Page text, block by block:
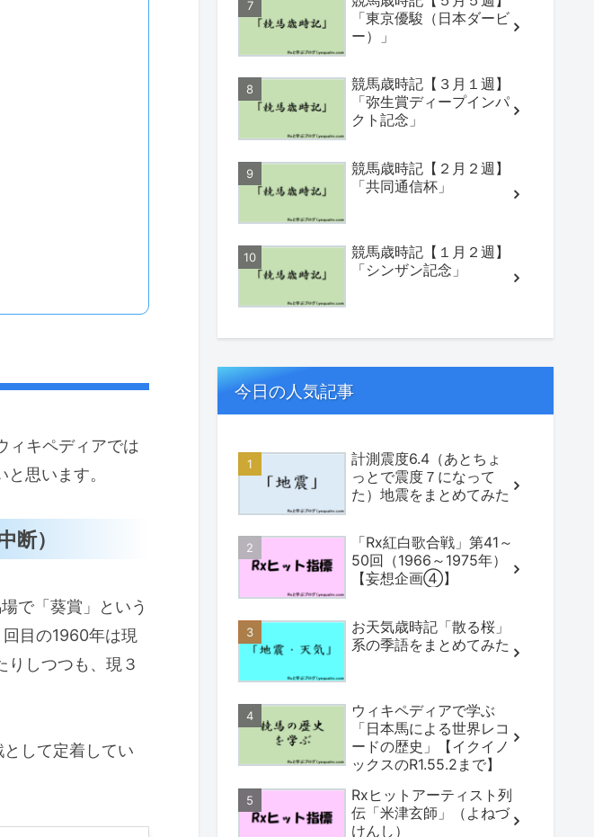
ィキペディアでは
思います。
断）
で「葵賞」という
目の1960年は現
りしつつも、現３
して定着してい
「東京優駿（日本ダービ
ー）」
競馬歳時記【３月１週】
「弥生賞ディープインパ
クト記念」
競馬歳時記【２月２週】
「共同通信杯」
競馬歳時記【１月２週】
「シンザン記念」
今日の人気記事
計測震度6.4（あとちょ
っとで震度７になって
た）地震をまとめてみた
「Rx紅白歌合戦」第41～
50回（1966～1975年）
【妄想企画④】
お天気歳時記「散る桜」
系の季語をまとめてみた
ウィキペディアで学ぶ
「日本馬による世界レコ
ードの歴史」【イクイノ
ックスのR1.55.2まで】
Rxヒットアーティスト列
伝「米津玄師」（よねづ
けんし）